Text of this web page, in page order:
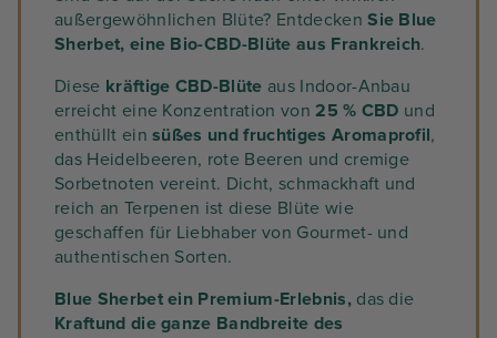
außergewöhnlichen Blüte? EntdeckenSie Blue
Sherbet, eine Bio-CBD-Blüte aus Frankreich.
Diese kräftige CBD-Blüte aus Indoor-Anbau
erreicht eine Konzentration von25 % CBD und
enthüllt einsüßes und fruchtiges Aromaprofil,
das Heidelbeeren, rote Beeren und cremige
Sorbetnoten vereint. Dicht, schmackhaft und
reich an Terpenen ist diese Blüte wie
geschaffen für Liebhaber von Gourmet- und
authentischen Sorten.
Blue Sherbet ein Premium-Erlebnis,das die
Kraftund die ganze Bandbreite des